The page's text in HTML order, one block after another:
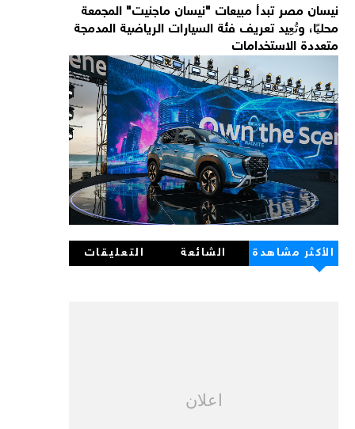
نيسان مصر تبدأ مبيعات "نيسان ماجنيت" المجمعة
محليًا، وتُعِيد تعريف فئة السيارات الرياضية المدمجة
متعددة الاستخدامات
الأكثر مشاهدة الشائعة التعليقات
اعلان